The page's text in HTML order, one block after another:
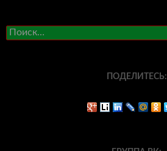
Найти:
ПОДЕЛИТЕСЬ: